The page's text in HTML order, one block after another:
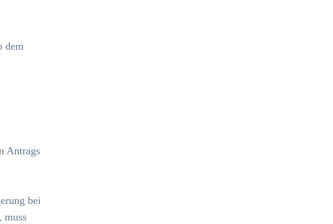
dem
Antrags
bei
muss